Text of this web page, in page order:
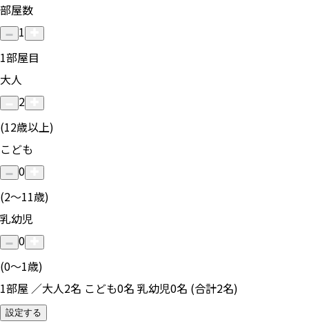
部屋数
1
1部屋目
大人
2
(12歳以上)
こども
0
(2〜11歳)
乳幼児
0
(0〜1歳)
1部屋 ／大人2名 こども0名 乳幼児0名 (合計2名)
設定する